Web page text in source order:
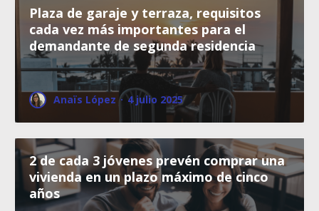
Plaza de garaje y terraza, requisitos
cada vez más importantes para el
demandante de segunda residencia
Anaïs López · 4 julio 2025
2 de cada 3 jóvenes prevén comprar una
vivienda en un plazo máximo de cinco
años